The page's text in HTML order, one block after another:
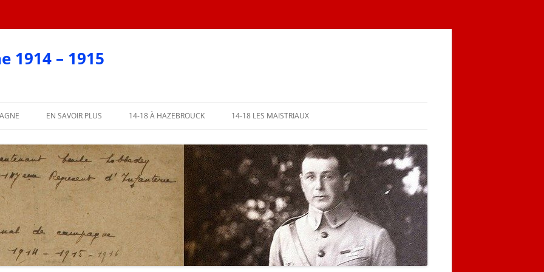
1914 – 1915
PARTIE
PARTIE
EN SAVOIR PLUS 14-18 À HAZEBROUCK
AFFICHES 2018
AFFICHES PAR COMMUNE
L’ABBÉ LEMIRE TÉMOIGNE
14-18 LES MAISTRIAUX